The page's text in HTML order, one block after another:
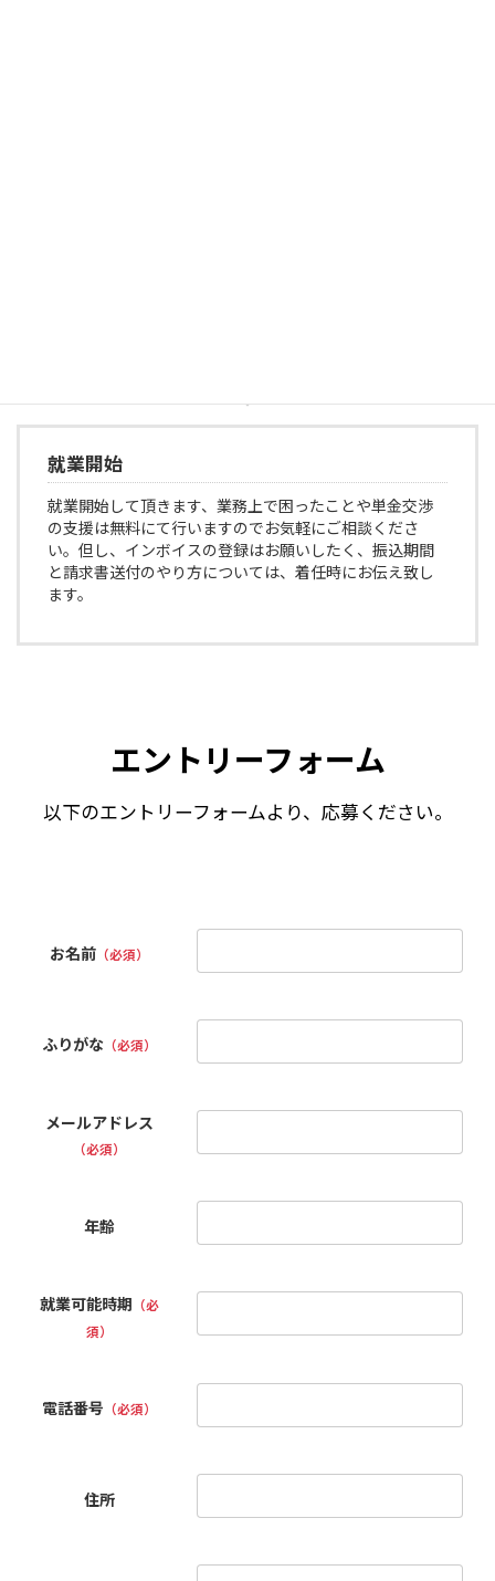
就業開始
就業開始して頂きます、業務上で困ったことや単金交渉
の支援は無料にて行いますのでお気軽にご相談くださ
い。但し、インボイスの登録はお願いしたく、振込期間
と請求書送付のやり方については、着任時にお伝え致し
ます。
エントリーフォーム
以下のエントリーフォームより、応募ください。
お名前（必須）
ふりがな（必須）
メールアドレス
（必須）
年齢
就業可能時期 （必
須）
電話番号 （必須）
住所